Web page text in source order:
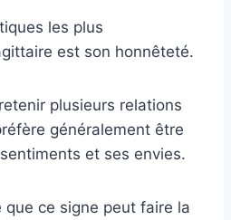
les plus
est son honnêteté.
plusieurs relations
généralement être
et ses envies.
que ce signe peut faire la